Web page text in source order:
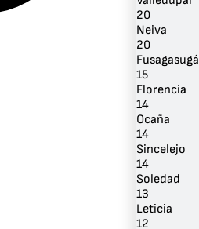
20
Neiva
20
Fusagasugá
15
Florencia
14
Ocaña
14
Sincelejo
14
Soledad
13
Leticia
12